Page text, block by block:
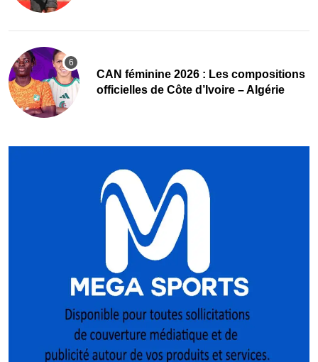
‎CAN féminine 2026 : Les compositions
officielles de Côte d’Ivoire – Algérie